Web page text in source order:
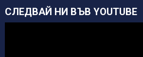
СЛЕДВАЙ НИ ВЪВ YOUTUBE